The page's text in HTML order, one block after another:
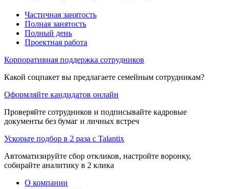
Частичная занятость
Полная занятость
Полный день
Проектная работа
Корпоративная поддержка сотрудников
Какой соцпакет вы предлагаете семейным сотрудникам?
Оформляйте кандидатов онлайн
Проверяйте сотрудников и подписывайте кадровые
документы без бумаг и личных встреч
Ускорьте подбор в 2 раза с Talantix
Автоматизируйте сбор откликов, настройте воронку,
собирайте аналитику в 2 клика
О компании